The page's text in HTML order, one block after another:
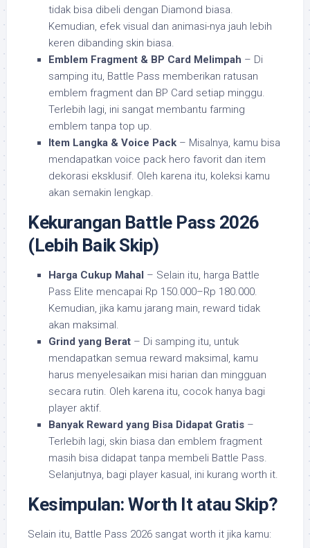
tidak bisa dibeli dengan Diamond biasa.
Kemudian, efek visual dan animasi-nya jauh lebih
keren dibanding skin biasa.
Emblem Fragment & BP Card Melimpah – Di
samping itu, Battle Pass memberikan ratusan
emblem fragment dan BP Card setiap minggu.
Terlebih lagi, ini sangat membantu farming
emblem tanpa top up.
Item Langka & Voice Pack – Misalnya, kamu bisa
mendapatkan voice pack hero favorit dan item
dekorasi eksklusif. Oleh karena itu, koleksi kamu
akan semakin lengkap.
Kekurangan Battle Pass 2026
(Lebih Baik Skip)
Harga Cukup Mahal – Selain itu, harga Battle
Pass Elite mencapai Rp 150.000–Rp 180.000.
Kemudian, jika kamu jarang main, reward tidak
akan maksimal.
Grind yang Berat – Di samping itu, untuk
mendapatkan semua reward maksimal, kamu
harus menyelesaikan misi harian dan mingguan
secara rutin. Oleh karena itu, cocok hanya bagi
player aktif.
Banyak Reward yang Bisa Didapat Gratis –
Terlebih lagi, skin biasa dan emblem fragment
masih bisa didapat tanpa membeli Battle Pass.
Selanjutnya, bagi player kasual, ini kurang worth it.
Kesimpulan: Worth It atau Skip?
Selain itu, Battle Pass 2026 sangat worth it jika kamu: